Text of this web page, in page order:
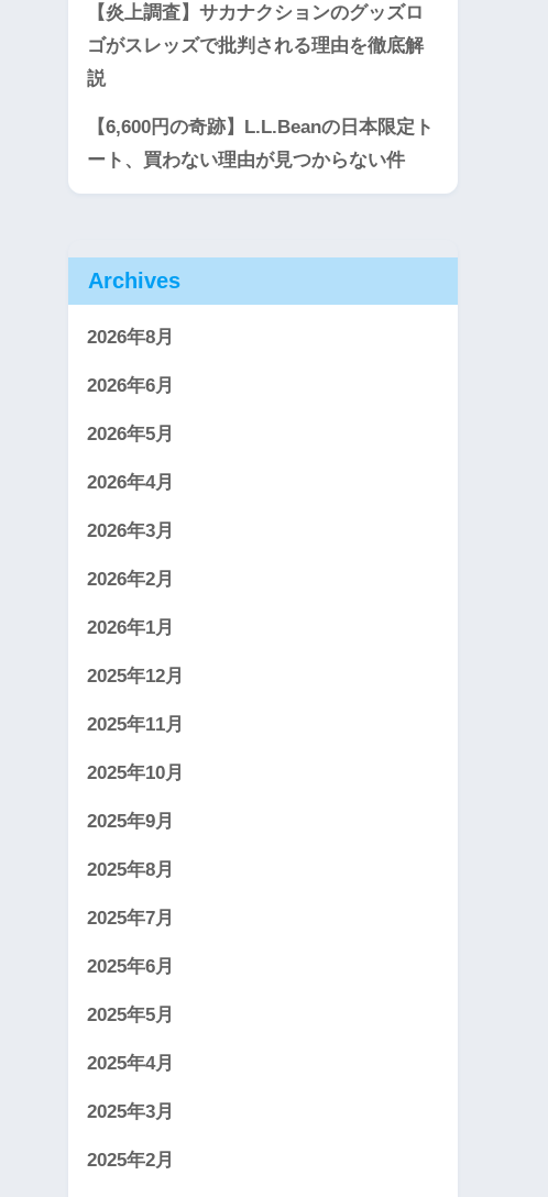
【炎上調査】サカナクションのグッズロ
ゴがスレッズで批判される理由を徹底解
説
【6,600円の奇跡】L.L.Beanの日本限定ト
ート、買わない理由が見つからない件
Archives
2026年8月
2026年6月
2026年5月
2026年4月
2026年3月
2026年2月
2026年1月
2025年12月
2025年11月
2025年10月
2025年9月
2025年8月
2025年7月
2025年6月
2025年5月
2025年4月
2025年3月
2025年2月